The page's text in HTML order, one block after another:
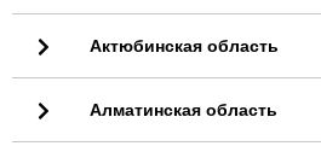
Актюбинская область
Алматинская область